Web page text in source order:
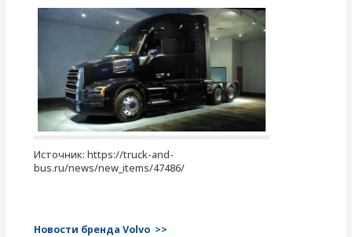
Источник: https://truck-and-
bus.ru/news/new_items/47486/
Новости бренда Volvo >>